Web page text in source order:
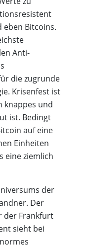
eben Bitcoins.
Anti-
die zugrunde
Krisenfest ist
knappes und
ist. Bedingt
auf eine
Einheiten
eine ziemlich
der
Der
der Frankfurt
sieht bei